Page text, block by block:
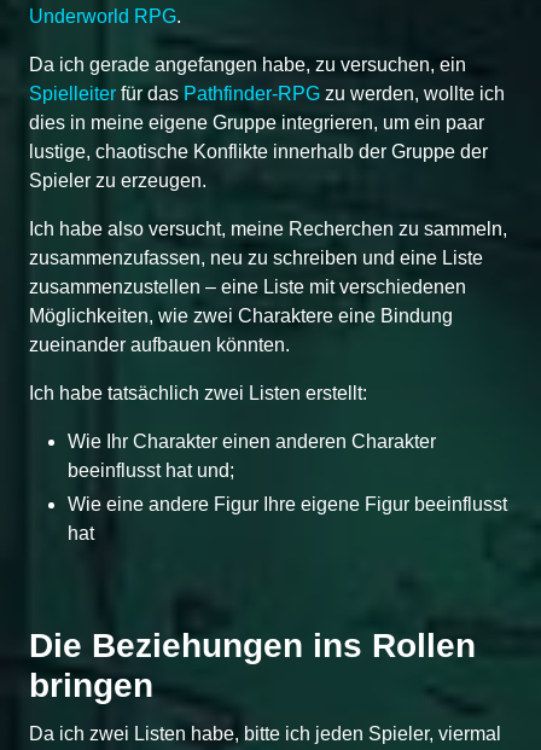
Underworld RPG.
Da ich gerade angefangen habe, zu versuchen, ein
Spielleiter für das Pathfinder-RPG zu werden, wollte ich
dies in meine eigene Gruppe integrieren, um ein paar
lustige, chaotische Konflikte innerhalb der Gruppe der
Spieler zu erzeugen.
Ich habe also versucht, meine Recherchen zu sammeln,
zusammenzufassen, neu zu schreiben und eine Liste
zusammenzustellen – eine Liste mit verschiedenen
Möglichkeiten, wie zwei Charaktere eine Bindung
zueinander aufbauen könnten.
Ich habe tatsächlich zwei Listen erstellt:
Wie Ihr Charakter einen anderen Charakter
beeinflusst hat und;
Wie eine andere Figur Ihre eigene Figur beeinflusst
hat
Die Beziehungen ins Rollen
bringen
Da ich zwei Listen habe, bitte ich jeden Spieler, viermal